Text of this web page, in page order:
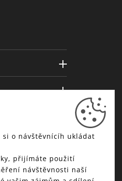
si o návštěvnícíh ukládat
přijímáte použití
návštěvnosti naší